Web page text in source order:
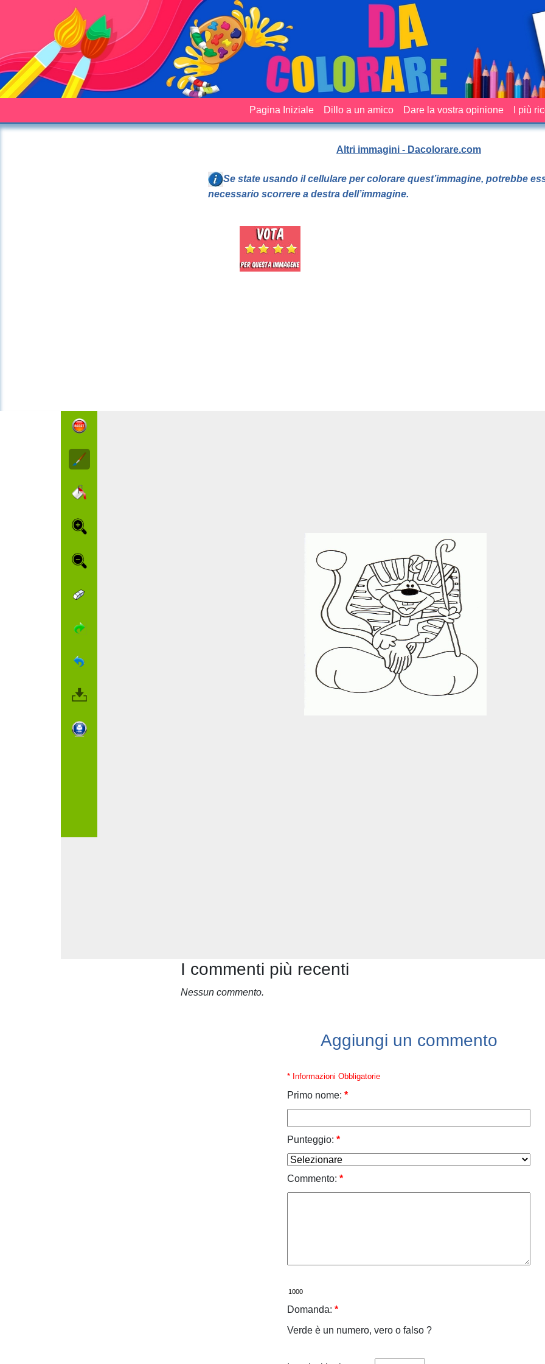
Pagina Iniziale Dillo a un amico Dare la vostra opinione I più
Altri immagini - Dacolorare.com
Se state usando il cellulare per colorare quest’immagine, potrebbe
necessario scorrere a destra dell’immagine.
I commenti più recenti
Nessun commento.
Aggiungi un commento
* Informazioni Obbligatorie
Primo nome: *
Punteggio: *
Commento: *
Domanda: *
Verde è un numero, vero o falso ?